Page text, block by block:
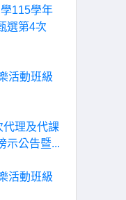
115學年
選第4次
活動班級
代理及代課
示公告暨...
活動班級